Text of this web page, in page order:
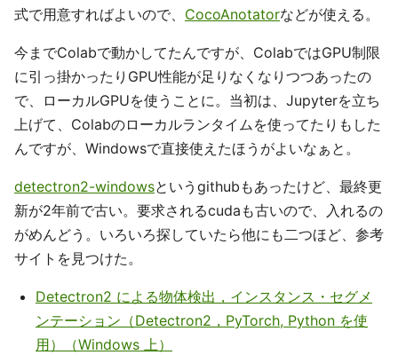
式で用意すればよいので、 CocoAnotatorなどが使える。
今までColabで動かしてたんですが、ColabではGPU制限
に引っ掛かったりGPU性能が足りなくなりつつあったの
で、ローカルGPUを使うことに。当初は、Jupyterを立ち
上げて、Colabのローカルランタイムを使ってたりもした
んですが、Windowsで直接使えたほうがよいなぁと。
detectron2-windowsというgithubもあったけど、最終更
新が2年前で古い。要求されるcudaも古いので、入れるの
がめんどう。いろいろ探していたら他にも二つほど、参考
サイトを見つけた。
Detectron2 による物体検出，インスタンス・セグメ
ンテーション（Detectron2，PyTorch, Python を使
用）（Windows 上）